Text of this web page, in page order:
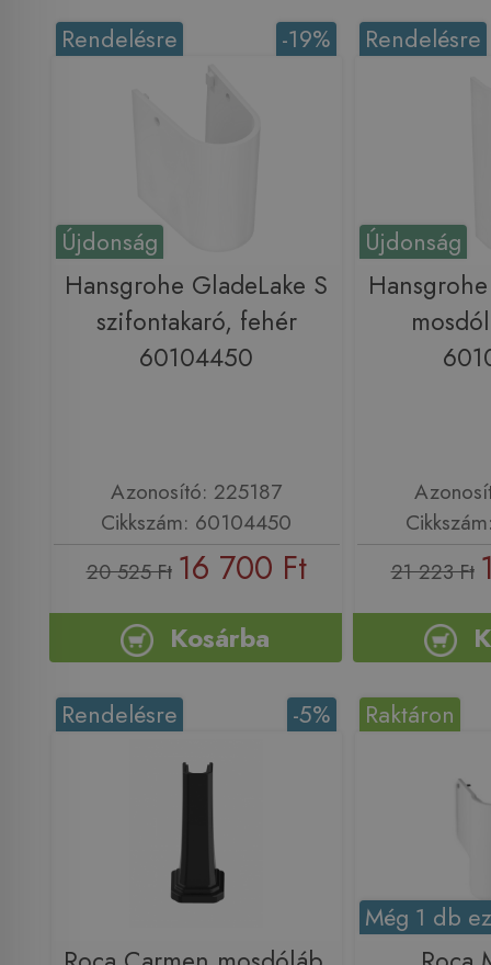
Újdonság
-19%
Rendelésre
Hansgrohe GladeLake S
szifontakaró, fehér
60104450
Azonosító: 225187
Cikkszám: 60104450
20 525 Ft 16 700 Ft
Kosárba
Újdonság
Rendelésre
21 223 Ft
-5%
Rendelésre Raktáron
Még 1 db